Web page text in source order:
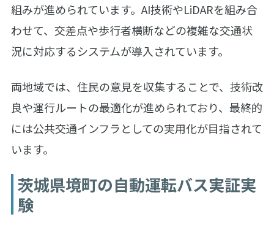
組みが進められています。AI技術やLiDARを組み合
わせて、交差点や歩行者横断などの複雑な交通状
況に対応するシステムが導入されています。
両地域では、住民の意見を収集することで、技術改
良や運行ルートの最適化が進められており、最終的
には公共交通インフラとしての実用化が目指されて
います。
茨城県境町の自動運転バス実証実
験